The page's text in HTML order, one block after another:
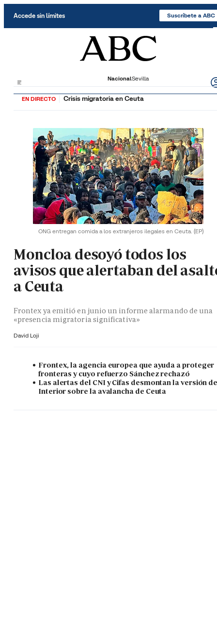
Accede sin límites Suscríbete a ABC
NacionalSevilla
EN DIRECTO Crisis migratoria en Ceuta
ONG entregan comida a los extranjeros ilegales en Ceuta. (EP)
Moncloa desoyó todos los
avisos que alertaban del
a Ceuta
Frontex ya emitió en junio un informe alarmando de una
«presencia migratoria significativa»
David Loji
Frontex, la agencia europea que ayuda a proteger
fronteras y cuyo refuerzo Sánchez rechazó
Las alertas del CNI y Cifas desmontan la versión
Interior sobre la avalancha de Ceuta